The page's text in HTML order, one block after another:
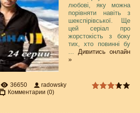
любові, яку можна
порівняти навіть з
шекспірівської. Ще
цей серіал про
жорстокість з боку
тих, хто повинні бу
... Дивитись онлайн
»
36650
radowsky
Комментарии (0)